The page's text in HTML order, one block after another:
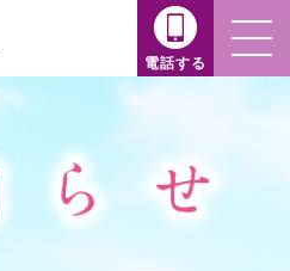
電話する